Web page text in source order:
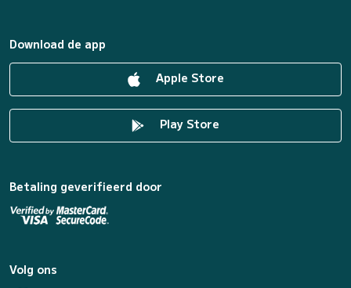
Download de app
Apple Store
Play Store
Betaling geverifieerd door
Volg ons